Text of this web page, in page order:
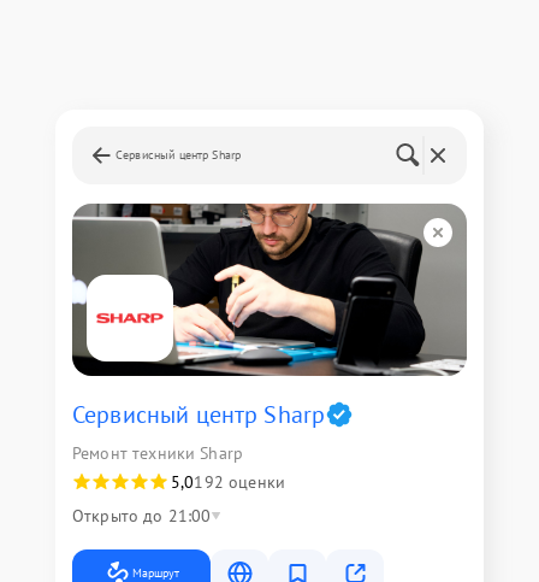
Сервисный центр Sharp
Сервисный центр Sharp
Ремонт техники Sharp
5,0192 оценки
Открыто до 21:00
Маршрут